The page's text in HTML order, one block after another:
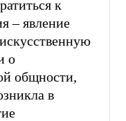
к
– явление
о
общности,
в